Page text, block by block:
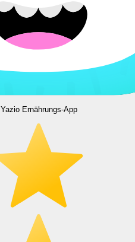
Yazio Ernährungs-App